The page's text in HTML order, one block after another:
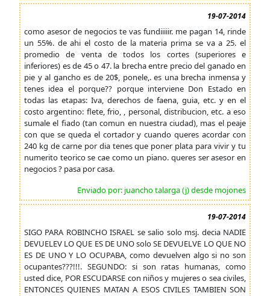
19-07-2014
como asesor de negocios te vas fundiiiiir. me pagan 14, rinde
un 55%. de ahi el costo de la materia prima se va a 25. el
promedio de venta de todos los cortes (superiores e
inferiores) es de 45 o 47. la brecha entre precio del ganado en
pie y al gancho es de 20$, ponele,. es una brecha inmensa y
tenes idea el porque?? porque interviene Don Estado en
todas las etapas: Iva, derechos de faena, guia, etc. y en el
costo argentino: flete, frio, , personal, distribucion, etc. a eso
sumale el fiado (tan comun en nuestra ciudad), mas el peaje
con que se queda el cortador y cuando queres acordar con
240 kg de carne por dia tenes que poner plata para vivir y tu
numerito teorico se cae como un piano. queres ser asesor en
negocios ? pasa por casa.
Enviado por: juancho talarga (j) desde mojones
19-07-2014
SIGO PARA ROBINCHO ISRAEL se salio solo msj. decia NADIE
DEVUELEV LO QUE ES DE UNO solo SE DEVUELVE LO QUE NO
ES DE UNO Y LO OCUPABA, como devuelven algo si no son
ocupantes???!!!. SEGUNDO: si son ratas humanas, como
usted dice, POR ESCUDARSE con niños y mujeres o sea civiles,
ENTONCES QUIENES MATAN A ESOS CIVILES TAMBIEN SON